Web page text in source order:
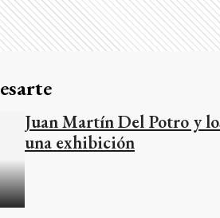
Juan Martín Del Potro y
una exhibición